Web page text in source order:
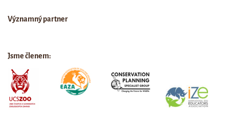
Významný partner
Jsme členem: